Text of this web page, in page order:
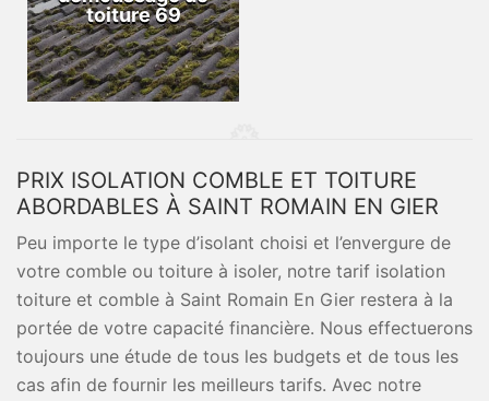
toiture 69
PRIX ISOLATION COMBLE ET TOITURE
ABORDABLES À SAINT ROMAIN EN GIER
Peu importe le type d’isolant choisi et l’envergure de
votre comble ou toiture à isoler, notre tarif isolation
toiture et comble à Saint Romain En Gier restera à la
portée de votre capacité financière. Nous effectuerons
toujours une étude de tous les budgets et de tous les
cas afin de fournir les meilleurs tarifs. Avec notre